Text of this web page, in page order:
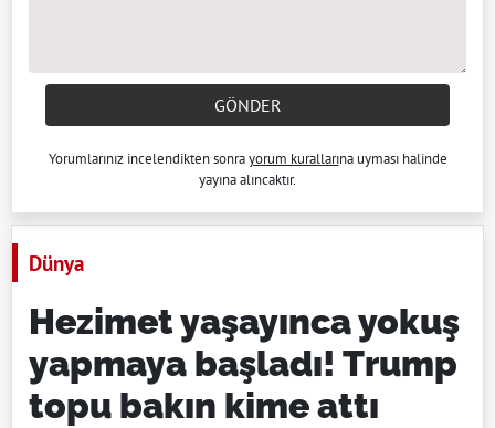
GÖNDER
Yorumlarınız incelendikten sonrayorum kurallarına uyması halinde
yayına alıncaktır.
Dünya
Hezimet yaşayınca yokuş
yapmaya başladı! Trump
topu bakın kime attı